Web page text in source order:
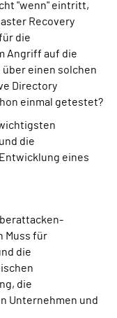
"wenn" eintritt,
Recovery
die
Angriff auf die
über einen solchen
Directory
einmal getestet?
die
eines
Muss für
die
die
Unternehmen und